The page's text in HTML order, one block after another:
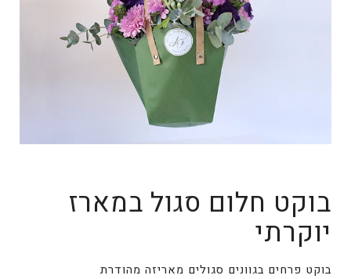
בוקט חלום סגול במארז
יוקרתי
בוקט פרחים בגוונים סגולים מאריזה מהודרת